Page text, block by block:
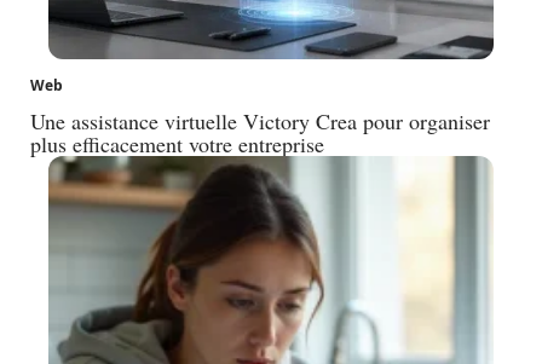
Web
Une assistance virtuelle Victory Crea pour organiser
plus efficacement votre entreprise